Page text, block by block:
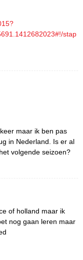
stap
maar ik ben pas
in Nederland. Is er al
volgende seizoen?
of holland maar ik
nog gaan leren maar